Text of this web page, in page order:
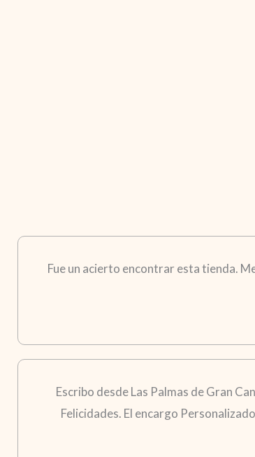
Fue un acierto encontrar esta tienda.
Escribo desde Las Palmas de Gran
Felicidades. El encargo